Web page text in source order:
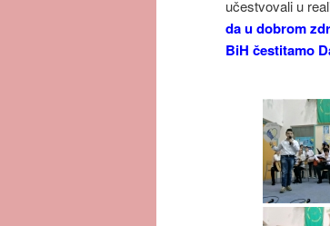
učestvovali u
da u dobrom
BiH čestitamo